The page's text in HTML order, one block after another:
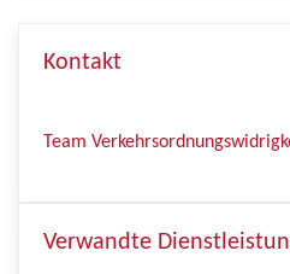
Kontakt
Team
Verwandte